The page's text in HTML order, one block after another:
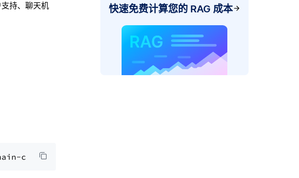
持、聊天机
快速免费计算您的 RAG 成本